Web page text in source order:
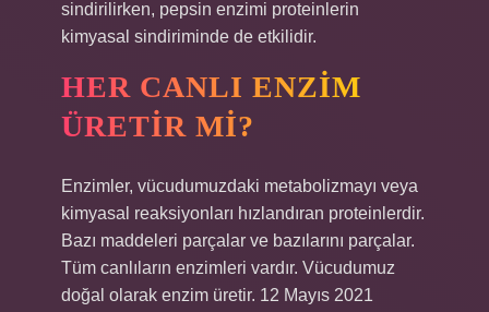
sindirilirken, pepsin enzimi proteinlerin
kimyasal sindiriminde de etkilidir.
HER CANLI ENZIM
ÜRETIR MI?
Enzimler, vücudumuzdaki metabolizmayı veya
kimyasal reaksiyonları hızlandıran proteinlerdir.
Bazı maddeleri parçalar ve bazılarını parçalar.
Tüm canlıların enzimleri vardır. Vücudumuz
doğal olarak enzim üretir. 12 Mayıs 2021